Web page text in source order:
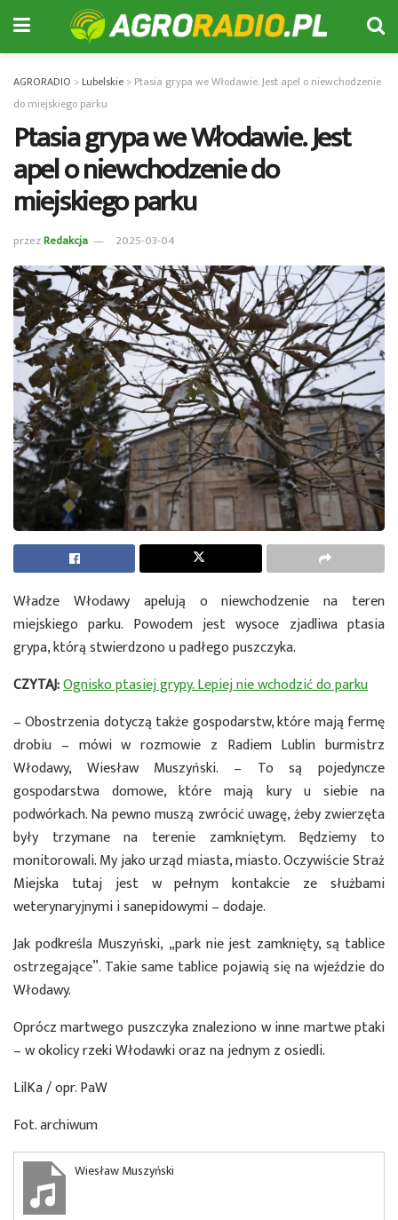
AGRORADIO >Lubelskie > Ptasia grypa we Włodawie. Jest apel o niewchodzenie
do miejskiego parku
Ptasia grypa we Włodawie. Jest
apel o niewchodzenie do
miejskiego parku
przezRedakcja 2025-03-04
Władze Włodawy apelują o niewchodzenie na teren
miejskiego parku. Powodem jest wysoce zjadliwa ptasia
grypa, którą stwierdzono u padłego puszczyka.
CZYTAJ:Ognisko ptasiej grypy. Lepiej nie wchodzić do parku
– Obostrzenia dotyczą także gospodarstw, które mają fermę
drobiu – mówi w rozmowie z Radiem Lublin burmistrz
Włodawy, Wiesław Muszyński. – To są pojedyncze
gospodarstwa domowe, które mają kury u siebie na
podwórkach. Na pewno muszą zwrócić uwagę, żeby zwierzęta
były trzymane na terenie zamkniętym. Będziemy to
monitorowali. My jako urząd miasta, miasto. Oczywiście Straż
Miejska tutaj jest w pełnym kontakcie ze służbami
weterynaryjnymi i sanepidowymi – dodaje.
Jak podkreśla Muszyński, „park nie jest zamknięty, są tablice
ostrzegające”. Takie same tablice pojawią się na wjeździe do
Włodawy.
Oprócz martwego puszczyka znaleziono w inne martwe ptaki
– w okolicy rzeki Włodawki oraz na jednym z osiedli.
LilKa / opr. PaW
Fot. archiwum
Wiesław Muszyński